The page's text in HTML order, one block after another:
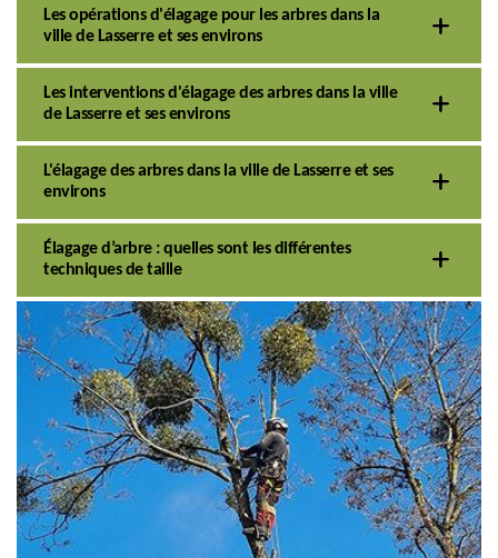
Les opérations d'élagage pour les arbres dans la
ville de Lasserre et ses environs
Les interventions d'élagage des arbres dans la ville
de Lasserre et ses environs
L'élagage des arbres dans la ville de Lasserre et ses
environs
Élagage d’arbre : quelles sont les différentes
techniques de taille